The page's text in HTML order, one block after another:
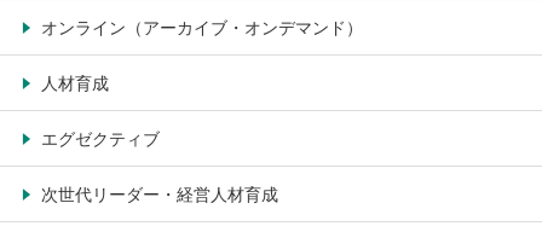
オンライン（アーカイブ・オンデマンド）
人材育成
エグゼクティブ
次世代リーダー・経営人材育成